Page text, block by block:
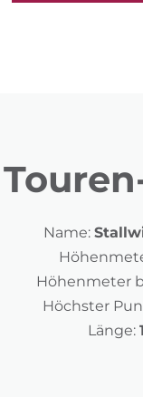
Name:
Höhenmeter
Höchster
Länge: